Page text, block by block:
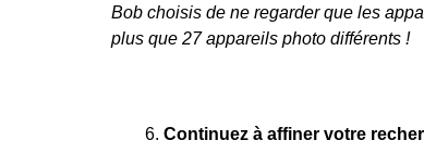
Bob choisis de ne regarder que les
plus que 27 appareils photo différents !
Continuez à affiner votre